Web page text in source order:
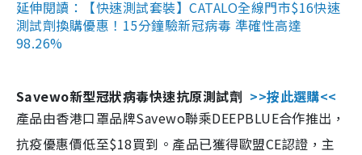
延伸閱讀：【快速測試套裝】CATALO全線門市$16快速
測試劑換購優惠！15分鐘驗新冠病毒 準確性高達
98.26%
Savewo新型冠狀病毒快速抗原測試劑 >>按此選購<<
產品由香港口罩品牌Savewo聯乘DEEPBLUE合作推出，
抗疫優惠價低至$18買到。產品已獲得歐盟CE認證，主